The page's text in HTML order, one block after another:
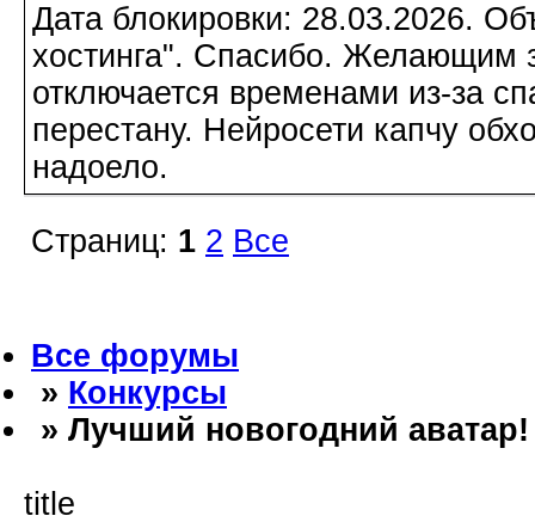
Дата блокировки: 28.03.2026.
хостинга". Спасибо. Желающим
отключается временами из-за
перестану. Нейросети капчу
надоело.
Страниц: 1 2 Все
Все форумы
» Конкурсы
» Лучший новогодний аватар!
title